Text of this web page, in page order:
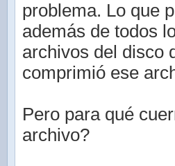
problema. Lo que
además de todos
archivos del disco
comprimió ese
Pero para qué
archivo?